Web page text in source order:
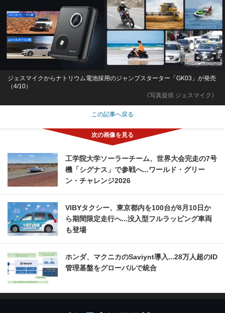
《写真提供 ジェスマイク》
ジェスマイクからナトリウム電池採用のジャンプスターター「GK03」が発売
（4/10）
この記事へ戻る
工学院大学ソーラーチーム、世界大会完走の7号
機「シグナス」で参戦へ...ワールド・グリー
ン・チャレンジ2026
VIBYタクシー、東京都内を100台が8月10日か
ら期間限定走行へ...没入型フルラッピング車両
も登場
ホンダ、マクニカのSaviynt導入...28万人超のID
管理基盤をグローバルで統合